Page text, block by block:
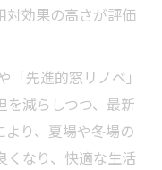
対効果の高さが評価
先進的窓リノベ」
を減らしつつ、最新
り、夏場や冬場の
くなり、快適な生活